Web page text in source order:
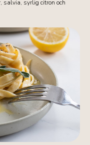
syrlig citron och